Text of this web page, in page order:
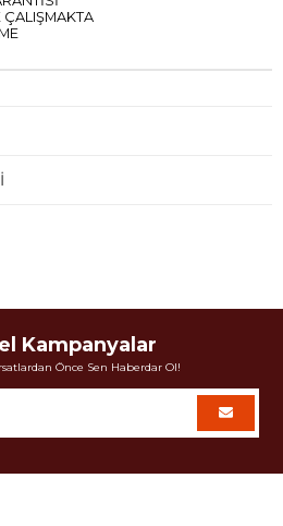
ÇALIŞMAKTA
Kampanyalar
Önce Sen Haberdar Ol!